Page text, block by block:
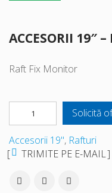
ACCESORII 19″
Raft Fix Monitor
Solicită
Accesorii 19", Rafturi
TRIMITE PE E-MAIL